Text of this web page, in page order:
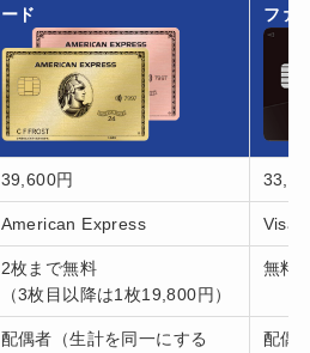
ード
ファ
39,600円
American Express Visa
2枚まで無料
（3枚目以降は1枚19,800円）
無料
配偶者（生計を同一にする
配偶